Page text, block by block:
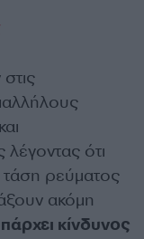
ότι
ρεύματος
ακόμη
κίνδυνος